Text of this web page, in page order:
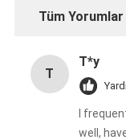
Tüm Yorumlar
T
T*y
I
well,